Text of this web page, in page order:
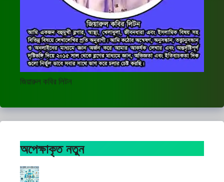
জিয়ারুল কবির লিটন
অপেক্ষাকৃত নতুন